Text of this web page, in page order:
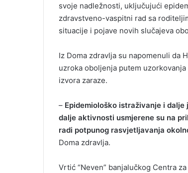
svoje nadležnosti, uključujući
zdravstveno-vaspitni rad sa
situacije i pojave novih slučajeva
Iz Doma zdravlja su napomenuli da
uzroka oboljenja putem
izvora zaraze.
– Epidemiološko istraživanje i
dalje aktivnosti usmjerene su na
radi potpunog rasvjetljavanja
Doma zdravlja.
Vrtić “Neven” banjalučkog Centra